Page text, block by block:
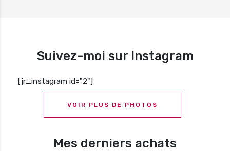
Suivez-moi sur Instagram
[jr_instagram id="2"]
VOIR PLUS DE PHOTOS
Mes derniers achats